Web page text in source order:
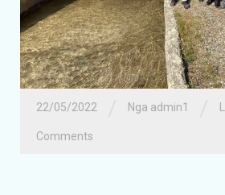
22/05/2022 Nga admin1
Comments